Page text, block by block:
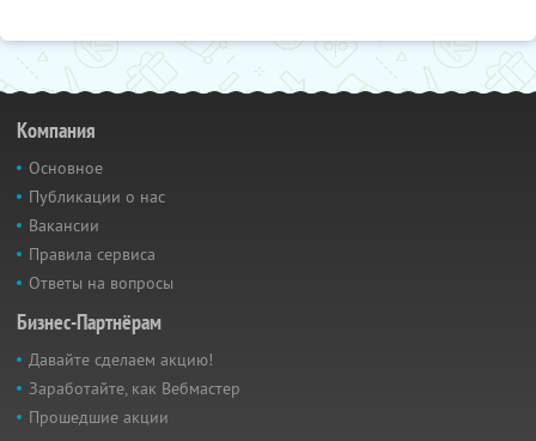
Компания
Основное
Публикации о нас
Вакансии
Правила сервиса
Ответы на вопросы
Бизнес-Партнёрам
Давайте сделаем акцию!
Заработайте, как Вебмастер
Прошедшие акции